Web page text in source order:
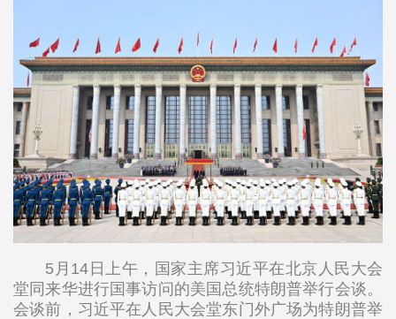
5月14日上午，国家主席习近平在北京人民大会
堂同来华进行国事访问的美国总统特朗普举行会谈。
会谈前，习近平在人民大会堂东门外广场为特朗普举